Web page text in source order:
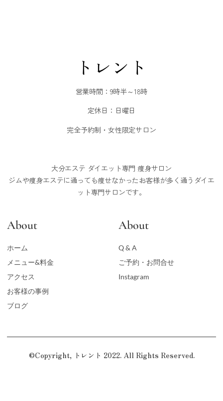
トレント
営業時間：9時半～18時
定休日：日曜日
完全予約制・女性限定サロン
大分エステ ダイエット専門 痩身サロン
ジムや痩身エステに通っても痩せなかったお客様が多く通うダイエ
ット専門サロンです。
About
ホーム
メニュー&料金
アクセス
お客様の事例
ブログ
About
Q & A
ご予約・お問合せ
Instagram
©Copyright, トレント 2022. All Rights Reserved.